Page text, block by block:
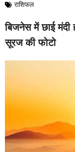
राशिफल
बिजनेस में छाई मंदी
सूरज की फोटो